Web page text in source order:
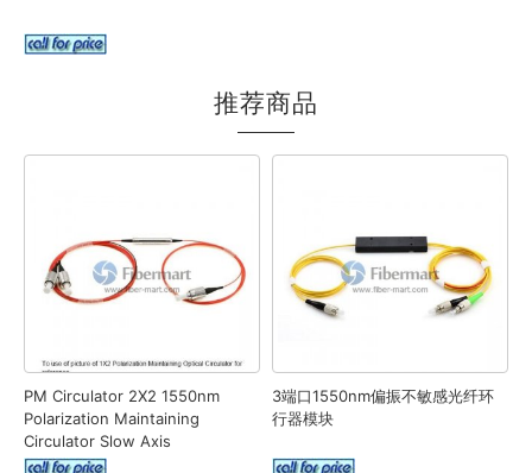
推荐商品
PM Circulator 2X2 1550nm
Polarization Maintaining
Circulator Slow Axis
3端口1550nm偏振不敏感光纤环
行器模块